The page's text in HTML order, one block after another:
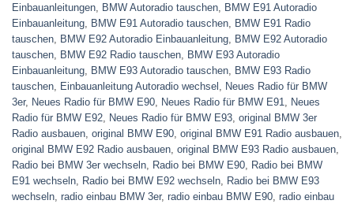
Einbauanleitungen
BMW Autoradio tauschen
BMW E91 Autoradio
Einbauanleitung
BMW E91 Autoradio tauschen
BMW E91 Radio
tauschen
BMW E92 Autoradio Einbauanleitung
BMW E92 Autoradio
tauschen
BMW E92 Radio tauschen
BMW E93 Autoradio
Einbauanleitung
BMW E93 Autoradio tauschen
BMW E93 Radio
tauschen
Einbauanleitung Autoradio wechsel
Neues Radio für BMW
3er, Neues Radio für BMW E90 Neues Radio für BMW E91
Neues
Radio für BMW E92
Neues Radio für BMW E93 original BMW 3er
Radio ausbauen original BMW E90 original BMW E91 Radio ausbauen
original BMW E92 Radio ausbauen original BMW E93 Radio ausbauen
Radio bei BMW 3er wechseln
Radio bei BMW E90
Radio bei BMW
E91 wechseln
Radio bei BMW E92 wechseln
Radio bei BMW E93
wechseln radio einbau BMW 3er, radio einbau BMW E90 radio einbau